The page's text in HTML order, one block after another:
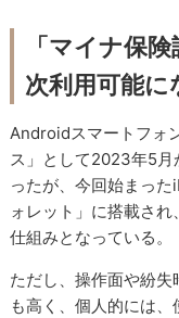
「マイナ保
次利用可能に
Androidスマートフォ
ス」として2023年5月
ったが、今回始まっ
ォレット」に搭載さ
仕組みとなっている。
ただし、操作面や紛
も高く、個人的には